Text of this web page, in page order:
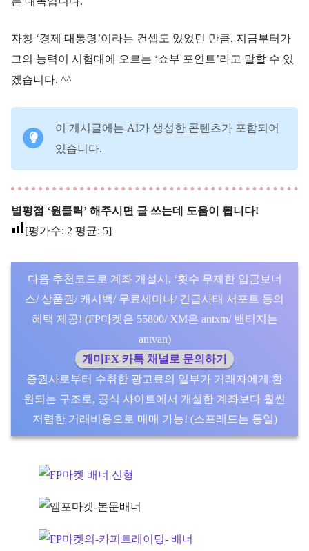
자칭 ‘경제 대통령’이라는 컨셉도 있었던 만큼, 지금부터가
그의 능력이 시험대에 오르는 ‘쇼부 포인트’라고 말할 수 있
겠습니다. ^^
이 게시글에는 AI가 생성한 콘텐츠가 포함되어
있습니다.
별평점 ‘원클릭’ 해주시면 글 쓰는데 도움이 됩니다!
[평가수: 2 평균: 5]
다음 추천코드로 계좌 개설시, ‘횟수 무제한 입금보너
스/ 상품권/ 캐시백/ 무료세미나/ 긴급사태 서포트 등의
혜택 제공! (FP마켓은 55800/ XM은 antxm/ 밴티지는
antvan)
개미FX 카톡 채널로 문의하기
증권사로부터 수취한 광고료의 일부가 거래자에게 환
원되는 구조로, 공식 사이트에서 개설한 계좌보다 훨씬
저렴한 거래비용으로 매매 가능! (스프레드는 동일)